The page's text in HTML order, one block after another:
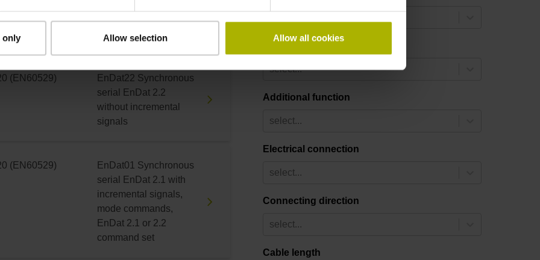
only Allow selection Allow all cookies
select...
Additional function
select...
Electrical connection
select...
Connecting direction
select...
Cable length
without incremental
signals
(EN60529)
EnDat22 Synchronous
serial EnDat 2.2
without incremental
signals
(EN60529)
EnDat01 Synchronous
serial EnDat 2.1 with
incremental signals,
mode commands,
EnDat 2.1 or 2.2
command set